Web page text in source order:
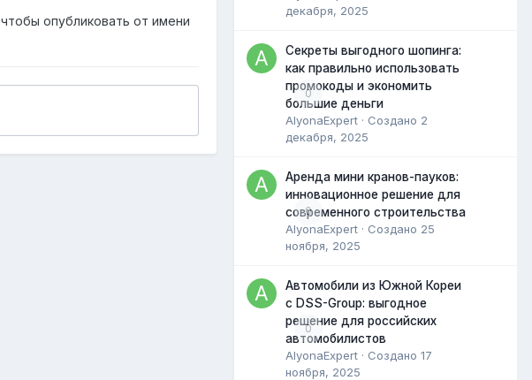
, чтобы опубликовать от имени
декабря, 2025
0
Секреты выгодного шопинга:
как правильно использовать
промокоды и экономить
большие деньги
AlyonaExpert · Создано 2
декабря, 2025
0
Аренда мини кранов-пауков:
инновационное решение для
современного строительства
AlyonaExpert · Создано 25
ноября, 2025
0
Автомобили из Южной Кореи
с DSS-Group: выгодное
решение для российских
автомобилистов
AlyonaExpert · Создано 17
ноября, 2025